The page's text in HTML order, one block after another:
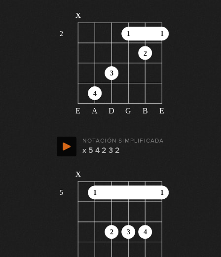
2
E A D G B E
1 1
x
4
3
2
NOTACIÓN SIMPLIFICADA
x 5 4 2 3 2
5 1 1
x
2 3 4